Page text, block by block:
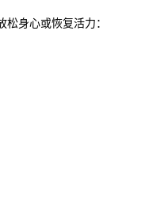
身心或恢复活力：